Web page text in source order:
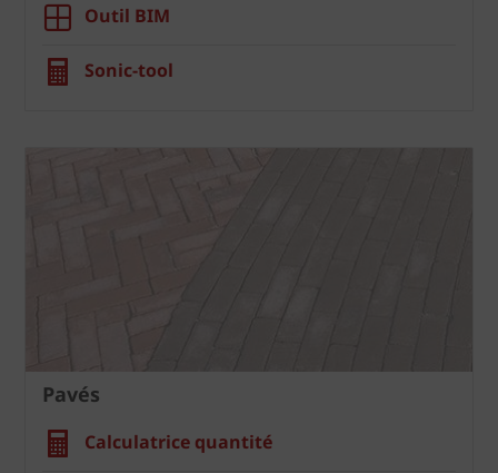
Outil BIM
Sonic-tool
Pavés
Calculatrice quantité